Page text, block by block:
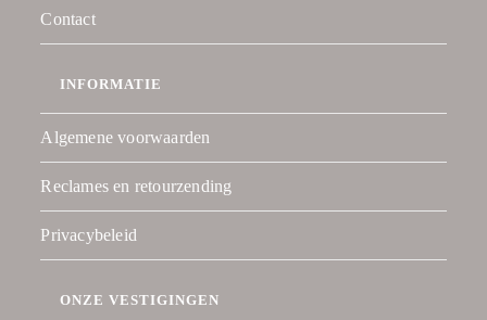
Contact
INFORMATIE
Algemene voorwaarden
Reclames en retourzending
Privacybeleid
ONZE VESTIGINGEN